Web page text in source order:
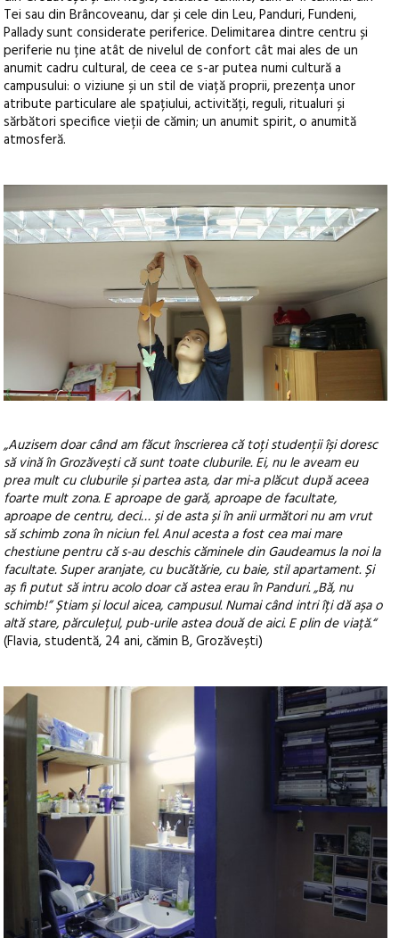
Tei sau din Brâncoveanu, dar și cele din Leu, Panduri, Fundeni,
Pallady sunt considerate periferice. Delimitarea dintre centru și
periferie nu ține atât de nivelul de confort cât mai ales de un
anumit cadru cultural, de ceea ce s-ar putea numi cultură a
campusului: o viziune și un stil de viață proprii, prezența unor
atribute particulare ale spațiului, activități, reguli, ritualuri și
sărbători specifice vieții de cămin; un anumit spirit, o anumită
atmosferă.
„Auzisem doar când am făcut înscrierea că toți studenții își doresc
să vină în Grozăvești că sunt toate cluburile. Ei, nu le aveam eu
prea mult cu cluburile și partea asta, dar mi-a plăcut după aceea
foarte mult zona. E aproape de gară, aproape de facultate,
aproape de centru, deci… și de asta și în anii următori nu am vrut
să schimb zona în niciun fel. Anul acesta a fost cea mai mare
chestiune pentru că s-au deschis căminele din Gaudeamus la noi la
facultate. Super aranjate, cu bucătărie, cu baie, stil apartament. Și
aș fi putut să intru acolo doar că astea erau în Panduri. „Bă, nu
schimb!” Știam și locul aicea, campusul. Numai când intri îți dă așa o
altă stare, părculețul, pub-urile astea două de aici. E plin de viață.“
(Flavia, studentă, 24 ani, cămin B, Grozăvești)